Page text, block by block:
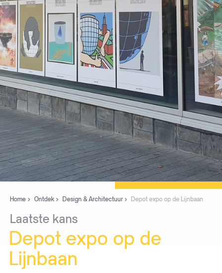
Home Ontdek Design & Architectuur Depot expo op de Lijnbaan
Laatste kans
Depot expo op de
Lijnbaan